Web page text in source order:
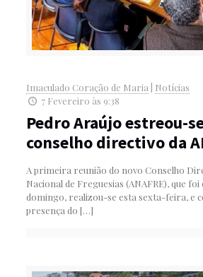
Imaculado Coração de Maria
Notícias
7 Fevereiro às 9:38
Pedro Araújo estreou-
conselho directivo da
A primeira reunião do novo Conselho
Nacional de Freguesias (ANAFRE), que
domingo, realizou-se esta sexta-feira, e
presença do […]